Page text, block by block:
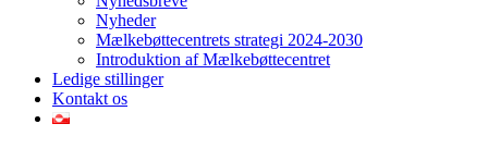
Nyheder
Mælkebøttecentrets strategi 2024-2030
Introduktion af Mælkebøttecentret
Ledige stillinger
Kontakt os